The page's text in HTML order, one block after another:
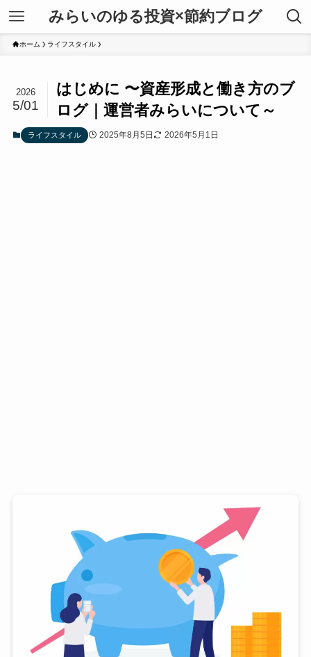
みらいのゆる投資×節約ブログ
ホーム ライフスタイル
はじめに 〜資産形成と働き方のブ
ログ｜運営者みらいについて～
2026
5/01
ライフスタイル 2025年8月5日 2026年5月1日